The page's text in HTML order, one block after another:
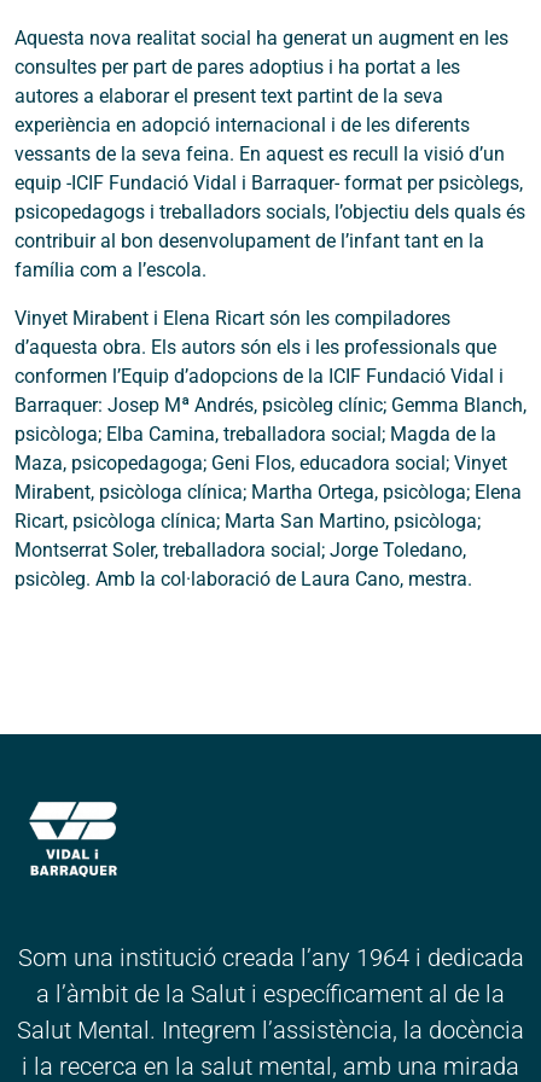
Aquesta nova realitat social ha generat un augment en les
consultes per part de pares adoptius i ha portat a les
autores a elaborar el present text partint de la seva
experiència en adopció internacional i de les diferents
vessants de la seva feina. En aquest es recull la visió d’un
equip -ICIF Fundació Vidal i Barraquer- format per psicòlegs,
psicopedagogs i treballadors socials, l’objectiu dels quals és
contribuir al bon desenvolupament de l’infant tant en la
família com a l’escola.
Vinyet Mirabent i Elena Ricart són les compiladores
d’aquesta obra. Els autors són els i les professionals que
conformen l’Equip d’adopcions de la ICIF Fundació Vidal i
Barraquer: Josep Mª Andrés, psicòleg clínic; Gemma Blanch,
psicòloga; Elba Camina, treballadora social; Magda de la
Maza, psicopedagoga; Geni Flos, educadora social; Vinyet
Mirabent, psicòloga clínica; Martha Ortega, psicòloga; Elena
Ricart, psicòloga clínica; Marta San Martino, psicòloga;
Montserrat Soler, treballadora social; Jorge Toledano,
psicòleg. Amb la col·laboració de Laura Cano, mestra.
Som una institució creada l’any 1964 i dedicada
a l’àmbit de la Salut i específicament al de la
Salut Mental. Integrem l’assistència, la docència
i la recerca en la salut mental, amb una mirada